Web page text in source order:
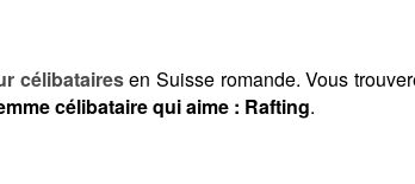
célibatairesen Suisse romande. Vous
célibataire qui aime : Rafting.